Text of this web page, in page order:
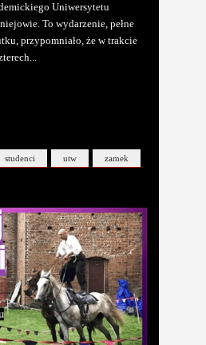
Uniwersytetu
To wydarzenie, pełne
przypomniało, że w trakcie
studenci utw zamek